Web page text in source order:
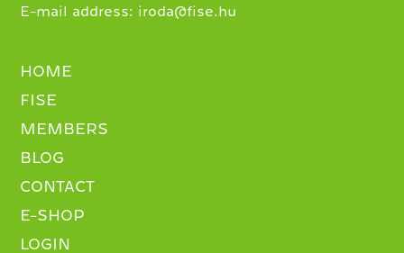
E-mail address: iroda@fise.hu
HOME
FISE
MEMBERS
BLOG
CONTACT
E-SHOP
LOGIN